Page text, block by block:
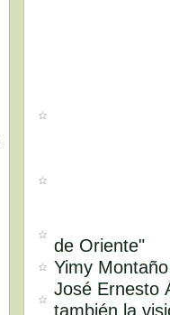
de Oriente"
Yimy
José Ernesto
también la